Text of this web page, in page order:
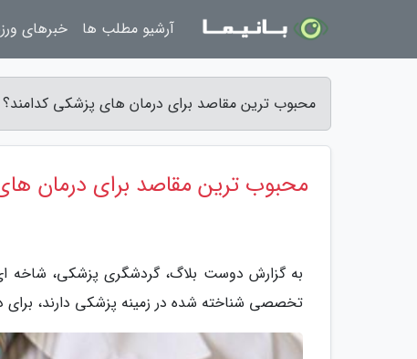
محبوب ترین مقاصد برای درمان های پزشکی
محبوب ترین مقاصد برای درمان
به گزارش دوست بلاگ، گردشگری پزشکی، شاخه
تخصصی شناخته شده در زمینه پزشکی دارند، برای
آرشیو مطلب ها خبرهای